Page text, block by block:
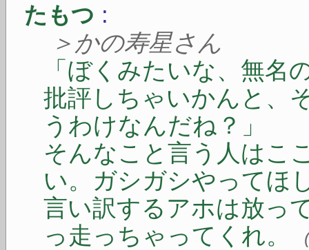
たもつ :
＞かの寿星さん
「ぼくみたいな、無名
批評しちゃいかんと、
うわけなんだね？」
そんなこと言う人はこ
い。ガシガシやってほ
言い訳するアホは放っ
っ走っちゃってくれ。